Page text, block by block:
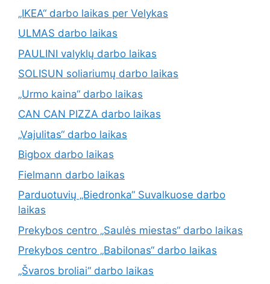
„IKEA“ darbo laikas per Velykas
ULMAS darbo laikas
PAULINI valyklų darbo laikas
SOLISUN soliariumų darbo laikas
„Urmo kaina“ darbo laikas
CAN CAN PIZZA darbo laikas
„Vajulitas“ darbo laikas
Bigbox darbo laikas
Fielmann darbo laikas
Parduotuvių „Biedronka“ Suvalkuose darbo
laikas
Prekybos centro „Saulės miestas“ darbo laikas
Prekybos centro „Babilonas“ darbo laikas
„Švaros broliai“ darbo laikas